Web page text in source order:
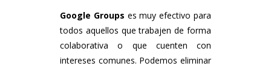
Google Groups es muy efectivo para
todos aquellos que trabajen de forma
colaborativa o que cuenten con
intereses comunes. Podemos eliminar